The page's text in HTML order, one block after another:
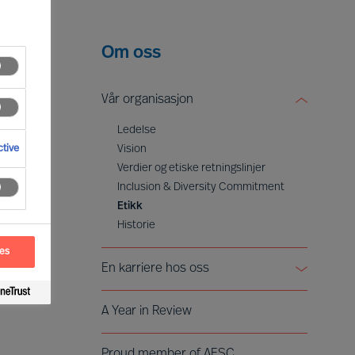
Om oss
Vår organisasjon
Ledelse
Vision
Verdier og etiske retningslinjer
Inclusion & Diversity Commitment
Etikk
Historie
En karriere hos oss
Voices of Mercuri Urval
A Year in Review